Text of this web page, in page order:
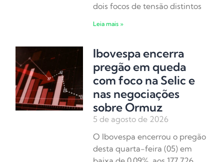
dois focos de tensão distintos
Leia mais »
Ibovespa encerra
pregão em queda
com foco na Selic e
nas negociações
sobre Ormuz
5 de agosto de 2026
O Ibovespa encerrou o pregão
desta quarta-feira (05) em